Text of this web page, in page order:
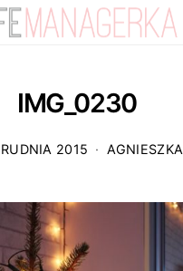
IMG_0230
2015 AGNIESZKA